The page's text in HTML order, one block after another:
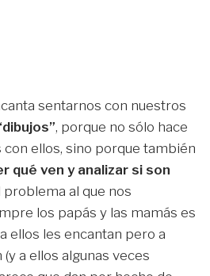
sentarnos con nuestros
, porque no sólo hace
ellos, sino porque también
qué ven y analizar si son
problema al que nos
los papás y las mamás es
ellos les encantan pero a
a ellos algunas veces